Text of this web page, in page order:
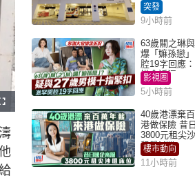
F
u
s
c
r
e
e
n
突發
9小時前
63歲關之琳
爆「嫲孫戀
腔19字回應
掛念近況
影視圈
5小時前
40歲港漂棄
港做保險 昔
3800元租尖
租盤Million
樓市動向
11小時前